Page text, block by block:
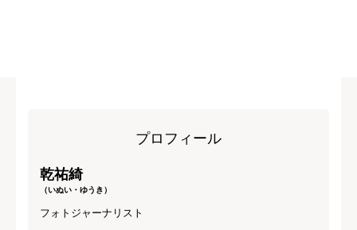
プロフィール
乾祐綺
（いぬい・ゆうき）
フォトジャーナリスト